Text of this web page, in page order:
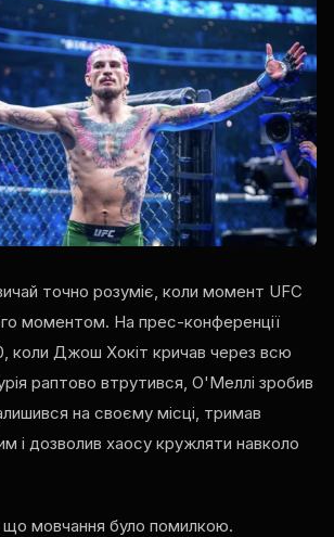
точно розуміє, коли момент UFC
моментом. На прес-конференції
коли Джош Хокіт кричав через всю
раптово втрутився, О'Меллі зробив
на своєму місці, тримав
і дозволив хаосу кружляти навколо
що мовчання було помилкою.